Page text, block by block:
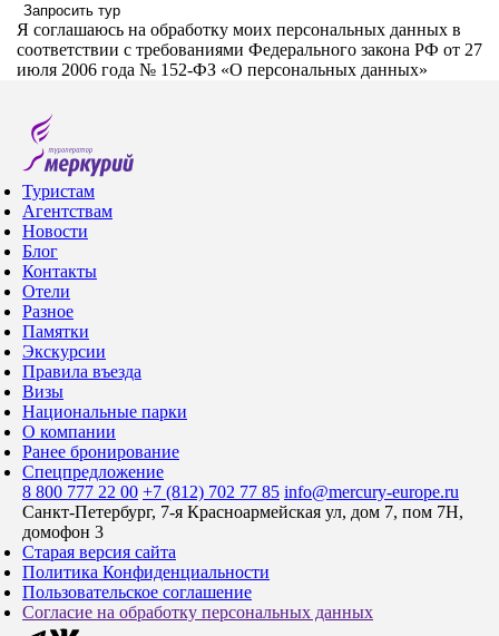
Запросить тур
Я соглашаюсь на обработку моих персональных данных в
соответствии с требованиями Федерального закона РФ от 27
июля 2006 года № 152-ФЗ «О персональных данных»
Туристам
Агентствам
Новости
Блог
Контакты
Отели
Разное
Памятки
Экскурсии
Правила въезда
Визы
Национальные парки
О компании
Ранее бронирование
Спецпредложение
8 800 777 22 00 +7 (812) 702 77 85 info@mercury-europe.ru
Санкт-Петербург, 7-я Красноармейская ул, дом 7, пом 7Н,
домофон 3
Старая версия сайта
Политика Конфиденциальности
Пользовательское соглашение
Согласие на обработку персональных данных